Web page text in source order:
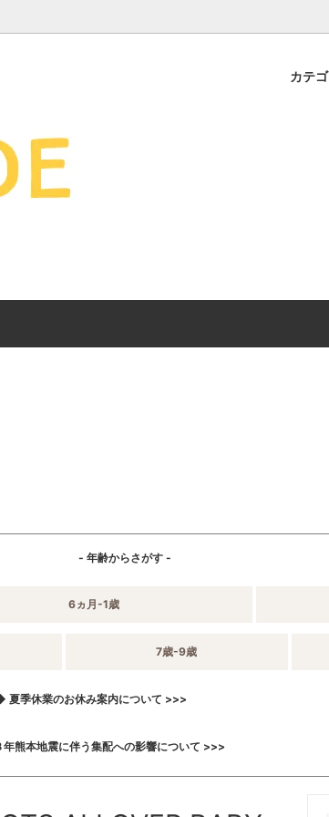
カテ
】 出産祝
イテムを
- 年齢からさがす -
6ヵ月-1歳
7歳-9歳
夏季休業のお休み案内について >>>
熊本地震に伴う集配への影響について >>>